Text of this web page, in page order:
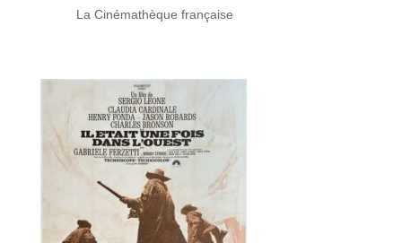
La Cinémathèque française